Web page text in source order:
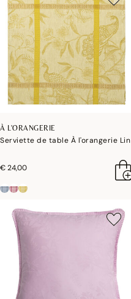
À L'ORANGERIE
Serviette de table À l'orangerie Lin
€ 24,00